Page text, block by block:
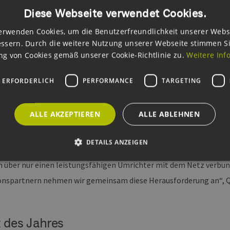
des Jahres
Qreon GmbH hat mit der Freqcon GmbH die
entwickelt. Das innovative
verschiedenster netzbasierter Anwendungen, da es auch
genutzt werden kann. Insgesamt bewarben sich in der
ein Vollkonzept zu schaffen, bei dem bewährte
über nur einen leistungsfähigen Umrichter mit dem Netz
nehmen wir gemeinsam diese Herausforderung an“,
Jahres
Diese Webseite verwendet Cookies.
Cookies, um die Benutzerfreundlichkeit unserer
Durch die weitere Nutzung unserer Webseite stimmen
von Cookies gemäß unserer Cookie-Richtlinie zu. Weitere
PERFORMANCE TARGETING
ALLE AKZEPTIEREN ALLE ABLEHNEN
DETAILS ANZEIGEN
Unbedingt erforderlich Performance Targeting Funktionalität
/
Ablaufdatum